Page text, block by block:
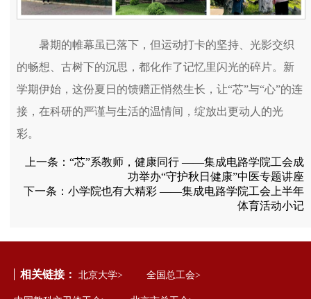
暑期的帷幕虽已落下，但运动打卡的坚持、光影交织
的畅想、古树下的沉思，都化作了记忆里闪光的碎片。新
学期伊始，这份夏日的馈赠正悄然生长，让“芯”与“心”的连
接，在科研的严谨与生活的温情间，绽放出更动人的光
彩。
上一条： “芯”系教师，健康同行 ——集成电路学院工会成
功举办“守护秋日健康”中医专题讲座
下一条： 小学院也有大精彩 ——集成电路学院工会上半年
体育活动小记
相关链接： 北京大学> 全国总工会>